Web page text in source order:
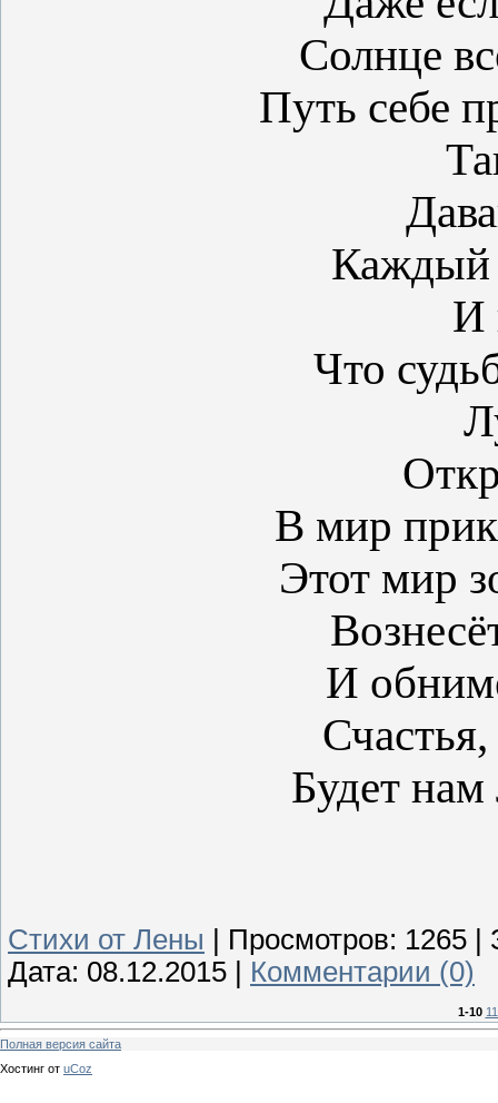
Солнце
Путь себе
Каждый
И
Что
В мир
Этот мир
И
Будет
Стихи от Лены Просмотров: 1265
Дата: 08.12.2015 Комментарии (0)
1-10
Полная версия сайта
Хостинг от uCoz